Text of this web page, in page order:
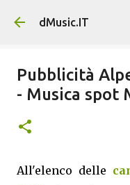
Passa ai
dMusic.IT
Pubblicità
- Musica spot
All'elenco delle